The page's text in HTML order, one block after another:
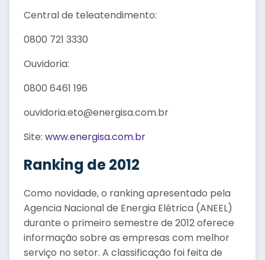
Central de teleatendimento:
0800 721 3330
Ouvidoria:
0800 6461 196
ouvidoria.eto@energisa.com.br
Site: www.energisa.com.br
Ranking de 2012
Como novidade, o ranking apresentado pela
Agencia Nacional de Energia Elétrica (ANEEL)
durante o primeiro semestre de 2012 oferece
informação sobre as empresas com melhor
serviço no setor. A classificação foi feita de